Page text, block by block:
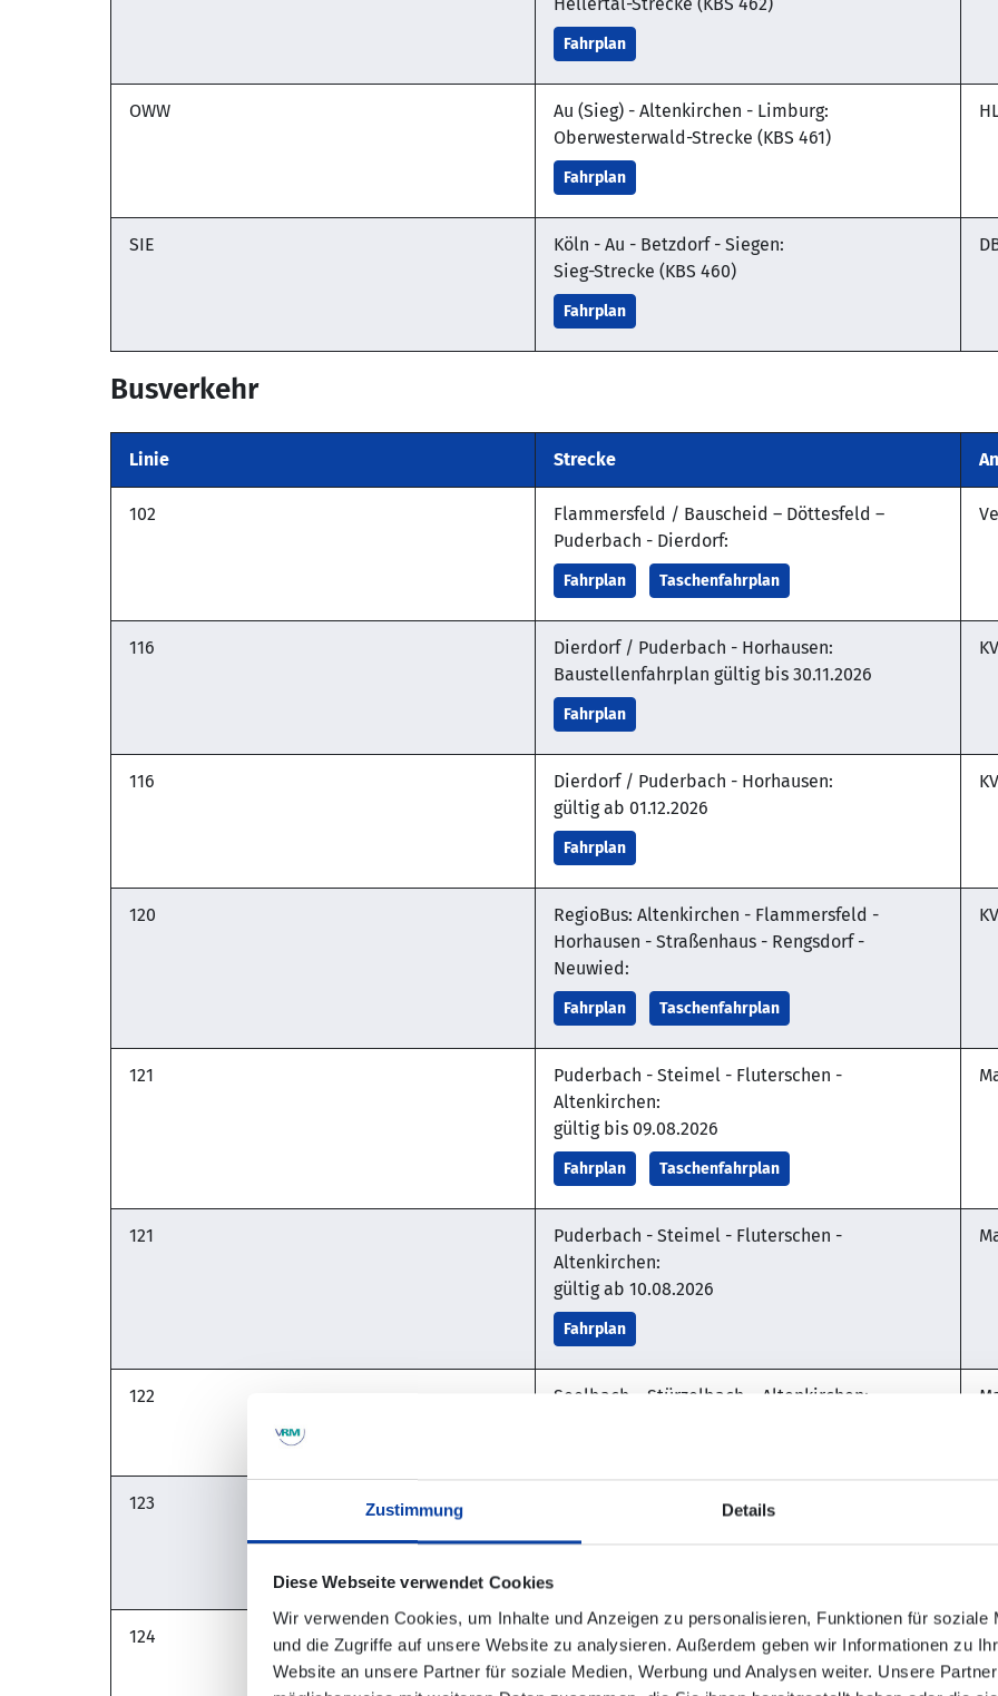
Zustimmung Details
Diese Webseite verwendet Cookies
Wir verwenden Cookies, um Inhalte und Anzeigen zu personalisieren, Funktionen für soziale
und die Zugriffe auf unsere Website zu analysieren. Außerdem geben wir Informationen zu
Website an unsere Partner für soziale Medien, Werbung und Analysen weiter. Unsere
Fahrplan
OWW
Au (Sieg) - Altenkirchen - Limburg:
Oberwesterwald-Strecke (KBS 461)
Fahrplan
SIE
Köln - Au - Betzdorf - Siegen:
Sieg-Strecke (KBS 460)
Fahrplan
Busverkehr
Linie Strecke
102
Flammersfeld / Bauscheid – Döttesfeld –
Puderbach - Dierdorf:
Fahrplan Taschenfahrplan
116
Dierdorf / Puderbach - Horhausen:
Baustellenfahrplan gültig bis 30.11.2026
Fahrplan
116
Dierdorf / Puderbach - Horhausen:
gültig ab 01.12.2026
Fahrplan
120
RegioBus: Altenkirchen - Flammersfeld -
Horhausen - Straßenhaus - Rengsdorf -
Neuwied:
Fahrplan Taschenfahrplan
121
Puderbach - Steimel - Fluterschen -
Altenkirchen:
gültig bis 09.08.2026
Fahrplan Taschenfahrplan
121
Puderbach - Steimel - Fluterschen -
Altenkirchen:
gültig ab 10.08.2026
Fahrplan
122 Seelbach – Stürzelbach – Altenkirchen:
123
Altenkirchen – Rodenbach – Borod –
124
Altenkirchen – Borod – Rodenbach –
Altenkirchen:
gültig bis 09.08.2026